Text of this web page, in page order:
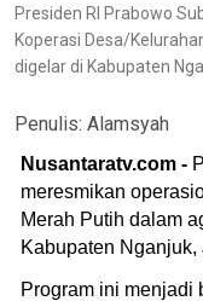
Presiden RI Prabowo
Koperasi Desa/
digelar di Kabupaten
Penulis: Alamsyah
Nusantaratv.com -
meresmikan
Merah Putih dalam
Kabupaten Nganjuk,
Program ini menjadi